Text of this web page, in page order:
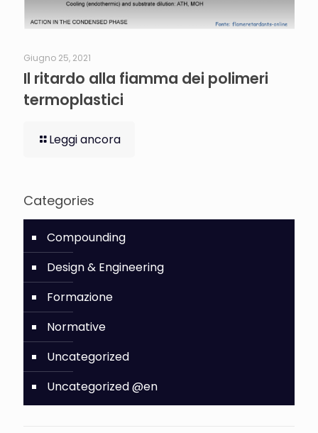
Giugno 25, 2021
Il ritardo alla fiamma dei polimeri
termoplastici
Leggi ancora
Categories
Compounding
Design & Engineering
Formazione
Normative
Uncategorized
Uncategorized @en